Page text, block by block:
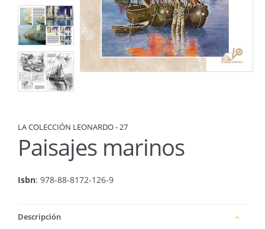
LA COLECCIÓN LEONARDO - 27
Paisajes marinos
Isbn: 978-88-8172-126-9
Descripción